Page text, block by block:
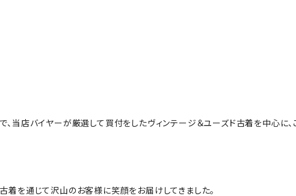
、当店バイヤーが厳選して買付をしたヴィンテージ＆ユーズド古着を中心に
着を通じて沢山のお客様に笑顔をお届けしてきました。